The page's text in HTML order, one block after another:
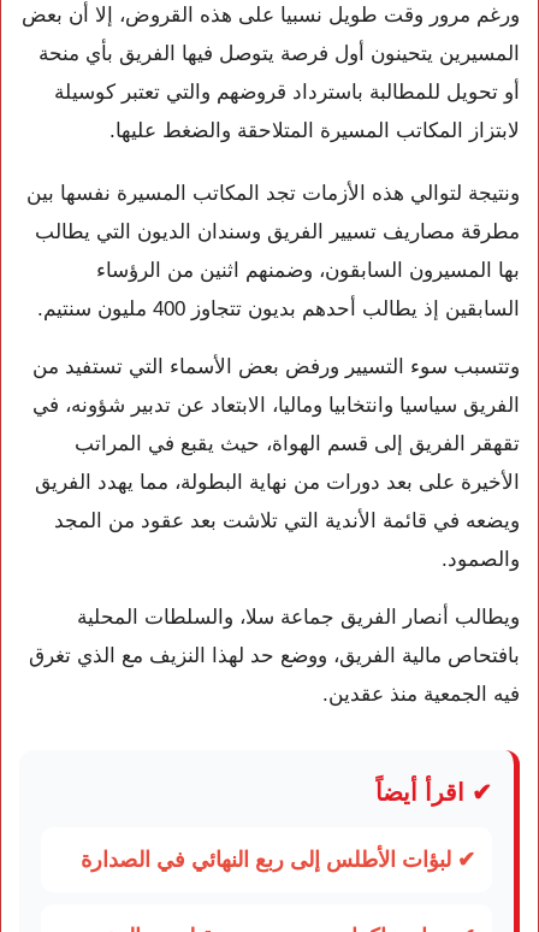
ورغم مرور وقت طويل نسبيا على هذه القروض، إلا أن بعض
المسيرين يتحينون أول فرصة يتوصل فيها الفريق بأي منحة
أو تحويل للمطالبة باسترداد قروضهم والتي تعتبر كوسيلة
لابتزاز المكاتب المسيرة المتلاحقة والضغط عليها.
ونتيجة لتوالي هذه الأزمات تجد المكاتب المسيرة نفسها بين
مطرقة مصاريف تسيير الفريق وسندان الديون التي يطالب
بها المسيرون السابقون، وضمنهم اثنين من الرؤساء
السابقين إذ يطالب أحدهم بديون تتجاوز 400 مليون سنتيم.
وتتسبب سوء التسيير ورفض بعض الأسماء التي تستفيد من
الفريق سياسيا وانتخابيا وماليا، الابتعاد عن تدبير شؤونه، في
تقهقر الفريق إلى قسم الهواة، حيث يقبع في المراتب
الأخيرة على بعد دورات من نهاية البطولة، مما يهدد الفريق
ويضعه في قائمة الأندية التي تلاشت بعد عقود من المجد
والصمود.
ويطالب أنصار الفريق جماعة سلا، والسلطات المحلية
بافتحاص مالية الفريق، ووضع حد لهذا النزيف مع الذي تغرق
فيه الجمعية منذ عقدين.
✔ اقرأ أيضاً
✔ لبؤات الأطلس إلى ربع النهائي في الصدارة